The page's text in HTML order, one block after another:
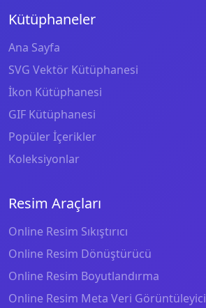
Kütüphaneler
Ana Sayfa
SVG Vektör Kütüphanesi
İkon Kütüphanesi
GIF Kütüphanesi
Popüler İçerikler
Koleksiyonlar
Resim Araçları
Online Resim Sıkıştırıcı
Online Resim Dönüştürücü
Online Resim Boyutlandırma
Online Resim Meta Veri Görüntüleyici